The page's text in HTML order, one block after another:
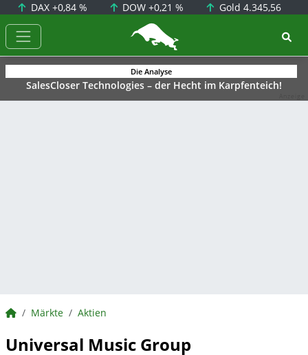
DAX +0,84 % DOW+0,21 % Gold 4.345,56
BörsenNEWS.de
Die Analyse
SalesCloser Technologies – der Hecht im Karpfenteich!
BörsenNEWS.de
Märkte Aktien
Universal Music Group